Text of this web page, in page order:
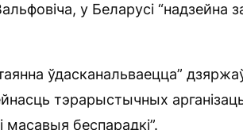
у Беларусі “надзейна
ўдасканальваецца”
тэрарыстычных
масавыя беспарадкі”.